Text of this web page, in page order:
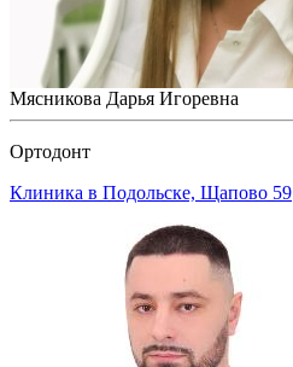
Мясникова Дарья Игоревна
Ортодонт
Клиника в Подольске, Щапово 59